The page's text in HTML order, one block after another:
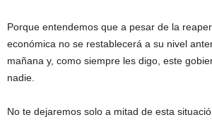
Porque entendemos que a pesar de la
económica no se restablecerá a su nivel
mañana y, como siempre les digo, este
nadie.
No te dejaremos solo a mitad de esta